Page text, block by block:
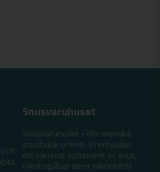
Snusvaruhuset
Snusvaruhuset – din svenska
snusbutik online. Vi erbjuder
ett varierat sortiment av snus,
nikotinpåsar samt nikotinfritt